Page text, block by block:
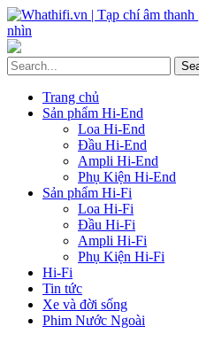
Trang chủ
Sản phẩm Hi-End
Loa Hi-End
Đầu Hi-End
Ampli Hi-End
Phụ Kiện Hi-End
Sản phẩm Hi-Fi
Loa Hi-Fi
Đầu Hi-Fi
Ampli Hi-Fi
Phụ Kiện Hi-Fi
Hi-Fi
Tin tức
Xe và đời sống
Phim Nước Ngoài